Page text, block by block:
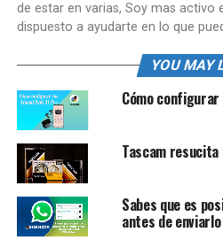
de estar en varias, Soy mas activo
dispuesto a ayudarte en lo que
YOU MAY
Cómo configurar
Tascam
Sabes que es
antes de